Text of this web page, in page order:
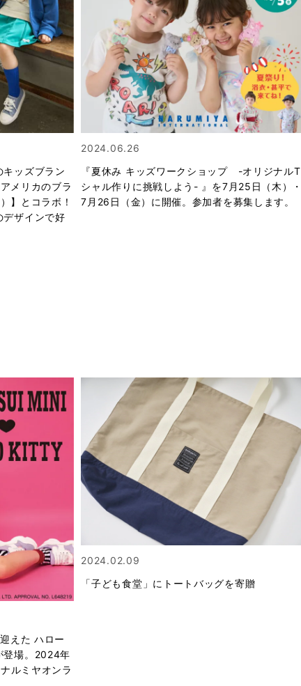
ッズブラン
メリカのブラ
】とコラボ！
デザインで好
2024.06.26
『夏休み キッズワークショップ -オリジナルT
シャル作りに挑戦しよう- 』を7月25日（木）・
7月26日（金）に開催。参加者を募集します。
えた ハロー
登場。2024年
ルミヤオンラ
2024.02.09
「子ども食堂」にトートバッグを寄贈